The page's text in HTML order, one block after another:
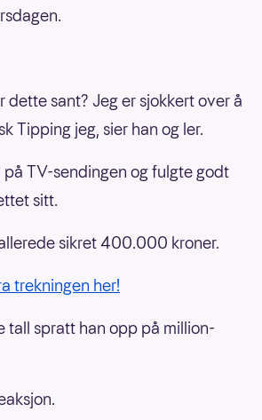
sant? Jeg er sjokkert over å
Tipping jeg, sier han og ler.
på TV-sendingen og fulgte godt
sitt.
sikret 400.000 kroner.
trekningen her!
tall spratt han opp på million-